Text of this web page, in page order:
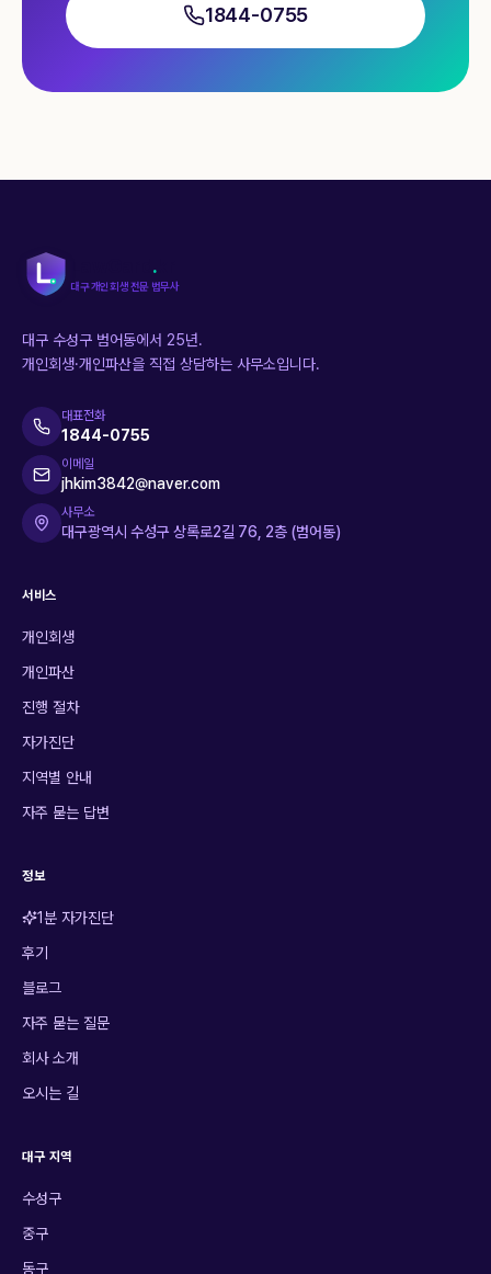
1844-0755
.
대구 개인회생 전문 법무사
대구 수성구 범어동에서 25년.
개인회생·개인파산을 직접 상담하는 사무소입니다.
대표전화
1844-0755
이메일
jhkim3842@naver.com
사무소
대구광역시 수성구 상록로2길 76, 2층 (범어동)
서비스
개인회생
개인파산
진행 절차
자가진단
지역별 안내
자주 묻는 답변
정보
1분 자가진단
후기
블로그
자주 묻는 질문
회사 소개
오시는 길
대구 지역
수성구
중구
동구